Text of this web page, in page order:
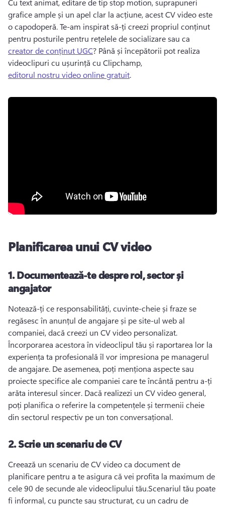
Cu text animat, editare de tip stop motion, suprapuneri
grafice ample și un apel clar la acțiune, acest CV video este
o capodoperă. Te-am inspirat să-ți creezi propriul conținut
pentru posturile pentru rețelele de socializare sau ca
creator de conținut UGC? Până și începătorii pot realiza
videoclipuri cu ușurință cu Clipchamp,
editorul nostru video online gratuit.
Planificarea unui CV video
1. Documentează-te despre rol, sector și
angajator
Notează-ți ce responsabilități, cuvinte-cheie și fraze se
regăsesc în anunțul de angajare și pe site-ul web al
companiei, dacă creezi un CV video personalizat.
Încorporarea acestora în videoclipul tău și raportarea lor la
experiența ta profesională îl vor impresiona pe managerul
de angajare. De asemenea, poți menționa aspecte sau
proiecte specifice ale companiei care te încântă pentru a-ți
arăta interesul sincer. Dacă realizezi un CV video general,
poți planifica o referire la competențele și termenii cheie
din sectorul respectiv pe un ton conversațional.
2. Scrie un scenariu de CV
Creează un scenariu de CV video ca document de
planificare pentru a te asigura că vei profita la maximum de
cele 90 de secunde ale videoclipului tău.Scenariul tău poate
fi informal, cu puncte sau structurat, cu un cadru de